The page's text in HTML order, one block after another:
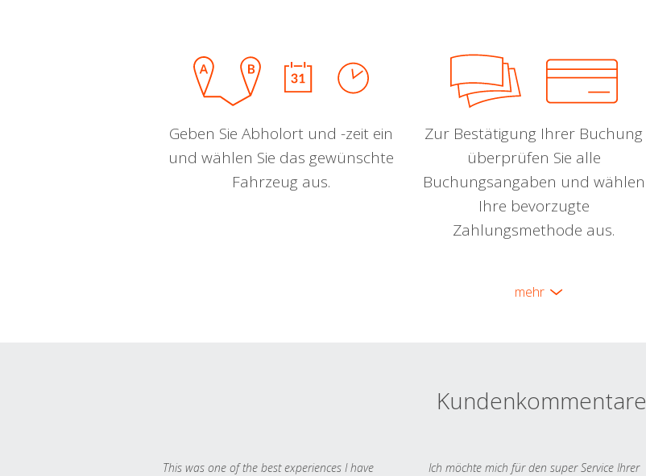
Geben Sie Abholort und -zeit ein
und wählen Sie das gewünschte
Fahrzeug aus.
Zur Bestätigung Ihrer Buchung
überprüfen Sie alle
Buchungsangaben und wählen
Ihre bevorzugte
Zahlungsmethode aus.
mehr
Kundenkommentare
This was one of the best experiences I have
Ich möchte mich für den super Service Ihrer